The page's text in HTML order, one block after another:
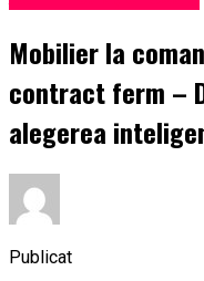
Mobilier la
contract ferm –
alegerea
Publicat